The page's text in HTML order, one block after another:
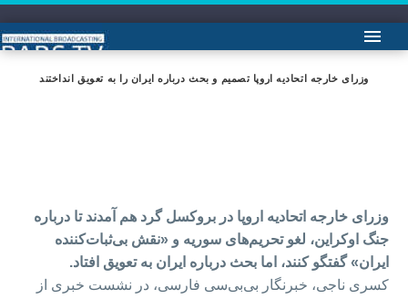
وزرای خارجه اتحادیه اروپا تصمیم و بحث درباره ایران را به تعویق انداختند
وزرای خارجه اتحادیه اروپا در بروکسل گرد هم آمدند تا درباره
جنگ اوکراین، لغو تحریم‌های سوریه و «نقش بی‌ثبات‌کننده
ایران» گفتگو کنند، اما بحث درباره ایران به تعویق افتاد.
کسری ناجی، خبرنگار بی‌بی‌سی فارسی، در نشست خبری از